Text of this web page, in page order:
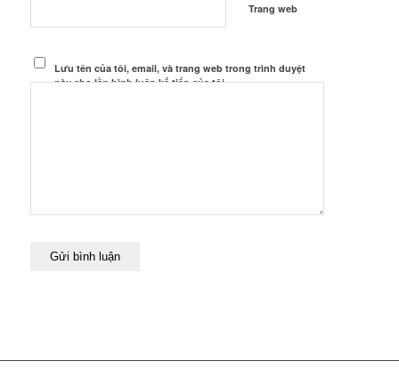
Trang web
Lưu tên của tôi, email, và trang web trong trình duyệt
này cho lần bình luận kế tiếp của tôi.